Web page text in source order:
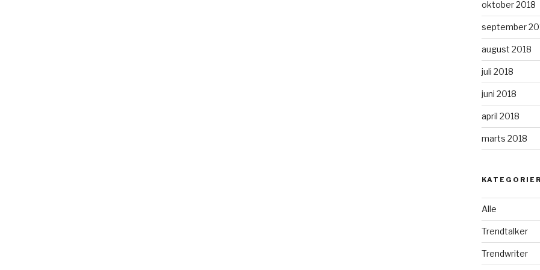
oktober 2018
september
august 2018
juli 2018
juni 2018
april 2018
marts 2018
Alle
Trendtalker
Trendwriter